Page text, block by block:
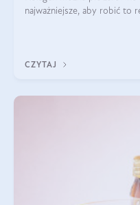
najważniejsze, aby robić to
CZYTAJ